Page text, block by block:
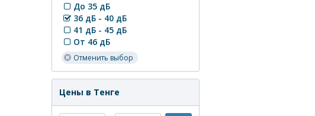
До 35 дБ
36 дБ - 40 дБ
41 дБ - 45 дБ
От 46 дБ
Отменить выбор
Цены в Тенге